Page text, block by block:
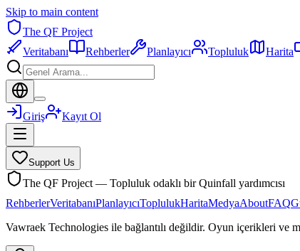
Skip to main content
The QF Project
Veritabanı
Rehberler Planlayıcı Topluluk Harita
Giriş Kayıt Ol
Support Us
The QF Project — Topluluk odaklı bir Quinfall yardımcısı
RehberlerVeritabanıPlanlayıcıToplulukHaritaMedyaAboutFAQ
Vawraek Technologies ile bağlantılı değildir. Oyun içerikleri ve